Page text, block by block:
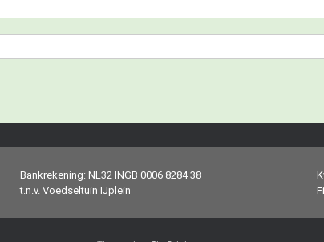
Bankrekening: NL32 INGB 0006 8284 38
t.n.v. Voedseltuin IJplein